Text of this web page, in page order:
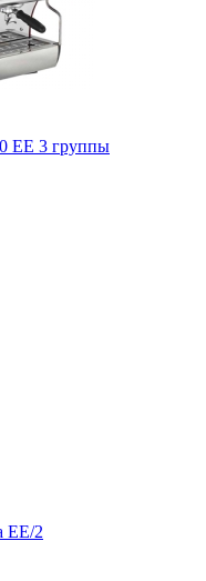
EE 3 группы
EE/2